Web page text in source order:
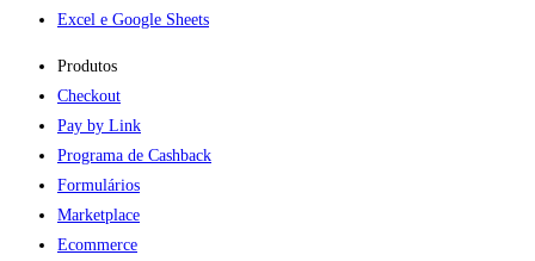
Excel e Google Sheets
Produtos
Checkout
Pay by Link
Programa de Cashback
Formulários
Marketplace
Ecommerce